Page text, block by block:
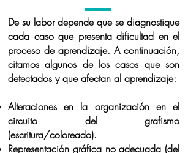
De su labor depende que se diagnostique
cada caso que presenta dificultad en el
proceso de aprendizaje. A continuación,
citamos algunos de los casos que son
detectados y que afectan al aprendizaje:
Alteraciones en la organización en el
circuito del grafismo
(escritura/coloreado).
Representación gráfica no adecuada (del